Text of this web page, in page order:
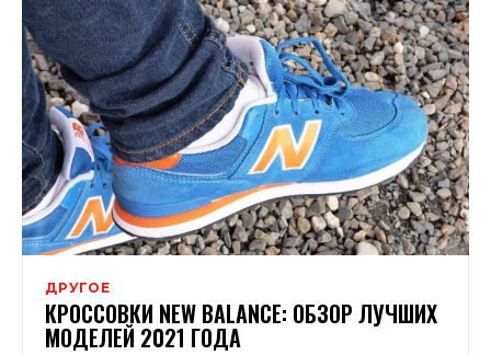
ДРУГОЕ
КРОССОВКИ NEW BALANCE: ОБЗОР ЛУЧШИХ
МОДЕЛЕЙ 2021 ГОДА